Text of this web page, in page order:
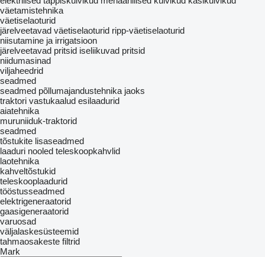
väetamistehnika
väetiselaoturid
järelveetavad väetiselaoturid ripp-väetiselaoturid
niisutamine ja irrigatsioon
järelveetavad pritsid iseliikuvad pritsid
niidumasinad
viljaheedrid
seadmed
seadmed põllumajandustehnika jaoks
traktori vastukaalud esilaadurid
aiatehnika
muruniiduk-traktorid
seadmed
tõstukite lisaseadmed
laaduri nooled teleskoopkahvlid
laotehnika
kahveltõstukid
teleskooplaadurid
tööstusseadmed
elektrigeneraatorid
gaasigeneraatorid
varuosad
väljalaskesüsteemid
tahmaosakeste filtrid
Mark